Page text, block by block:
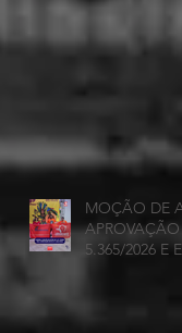
MOÇÃO DE
5.365/2026 E